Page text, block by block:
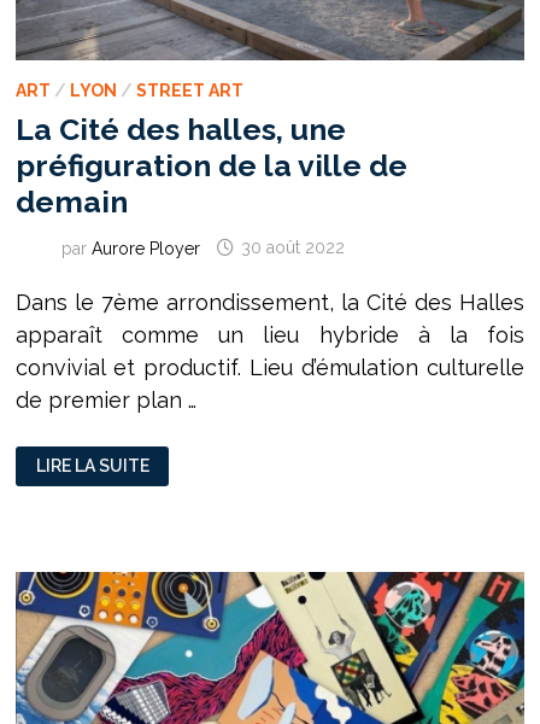
ART / LYON / STREET ART
La Cité des halles, une
préfiguration de la ville de
demain
par Aurore Ployer 30 août 2022
Dans le 7ème arrondissement, la Cité des Halles
apparaît comme un lieu hybride à la fois
convivial et productif. Lieu d’émulation culturelle
de premier plan …
LA
CITÉ
DES
LA
VILLE
DE
DEMAIN
LIRE LA SUITE